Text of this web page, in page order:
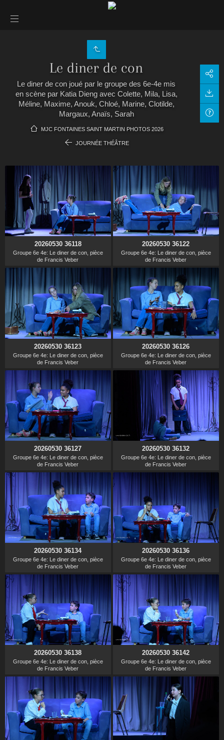
Le diner de con
Le diner de con joué par le groupe des 6e-4e mis
en scène par Katia Dieng avec Colette, Mila, Lisa,
Méline, Maxime, Anouk, Chloé, Marine, Clotilde,
Margaux, Anaïs, Sarah
MJC FONTAINES SAINT MARTIN PHOTOS 2026
JOURNÉE THÉÂTRE
20260530 36118
Groupe 6e 4e: Le diner de con, pièce
de Francis Veber
20260530 36122
Groupe 6e 4e: Le diner de con, pièce
de Francis Veber
20260530 36123
Groupe 6e 4e: Le diner de con, pièce
de Francis Veber
20260530 36126
Groupe 6e 4e: Le diner de con, pièce
de Francis Veber
20260530 36127
Groupe 6e 4e: Le diner de con, pièce
de Francis Veber
20260530 36132
Groupe 6e 4e: Le diner de con, pièce
de Francis Veber
20260530 36134
Groupe 6e 4e: Le diner de con, pièce
de Francis Veber
20260530 36136
Groupe 6e 4e: Le diner de con, pièce
de Francis Veber
20260530 36138
Groupe 6e 4e: Le diner de con, pièce
de Francis Veber
20260530 36142
Groupe 6e 4e: Le diner de con, pièce
de Francis Veber